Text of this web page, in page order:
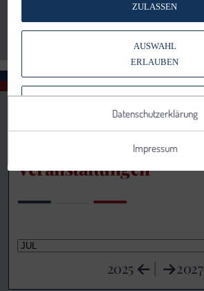
Veranstaltungen
2025 | 2027
ZULASSEN
AUSWAHL
ERLAUBEN
VERWENDEN
Datenschutzerklärung
Impressum